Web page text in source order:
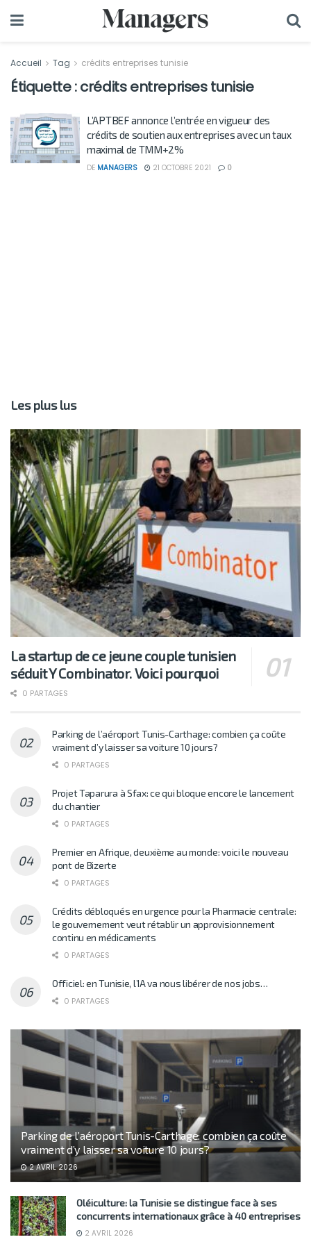
Accueil Tag crédits entreprises tunisie
Étiquette :crédits entreprises tunisie
L’APTBEF annonce l’entrée en vigueur des
crédits de soutien aux entreprises avec un taux
maximal de TMM+2%
DE MANAGERS 21 OCTOBRE 2021 0
Les plus lus
La startup de ce jeune couple tunisien
séduit Y Combinator. Voici pourquoi
0 PARTAGES
Parking de l’aéroport Tunis-Carthage: combien ça coûte
vraiment d’y laisser sa voiture 10 jours?
0 PARTAGES
Projet Taparura à Sfax: ce qui bloque encore le lancement
du chantier
0 PARTAGES
Premier en Afrique, deuxième au monde: voici le nouveau
pont de Bizerte
0 PARTAGES
Crédits débloqués en urgence pour la Pharmacie centrale:
le gouvernement veut rétablir un approvisionnement
continu en médicaments
0 PARTAGES
Officiel: en Tunisie, l’IA va nous libérer de nos jobs…
0 PARTAGES
Parking de l’aéroport Tunis-Carthage: combien ça coûte
vraiment d’y laisser sa voiture 10 jours?
2 AVRIL 2026
Oléiculture: la Tunisie se distingue face à ses
concurrents internationaux grâce à 40 entreprises
2 AVRIL 2026